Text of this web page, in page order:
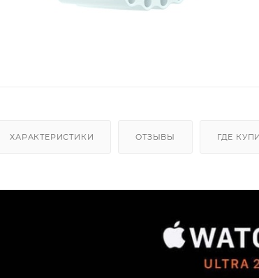
ХАРАКТЕРИСТИКИ ОТЗЫВЫ ГДЕ